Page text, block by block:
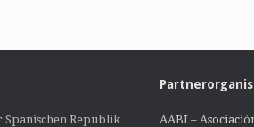
Republik
AABI –